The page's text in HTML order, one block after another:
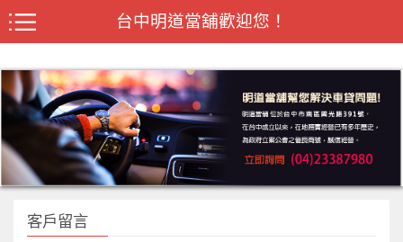
台中明道當舖歡迎您！
客戶留言